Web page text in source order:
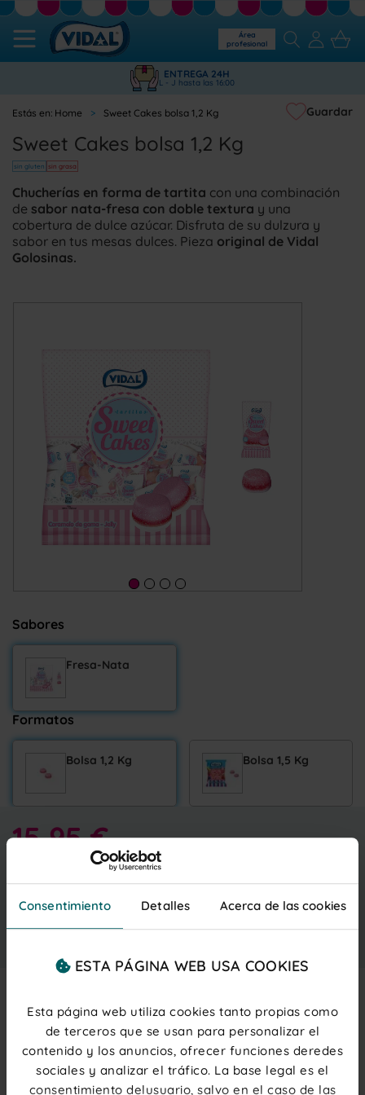
Consentimiento Detalles Acerca de las cookies
ESTA PÁGINA WEB USA COOKIES
Esta página web utiliza cookies tanto propias como
de terceros que se usan para personalizar el
contenido y los anuncios, ofrecer funciones deredes
sociales y analizar el tráfico. La base legal es el
consentimiento delusuario, salvo en el caso de las
Área
profesional
ENTREGA 24H
L - J hasta las 16:00
Home Sweet Cakes bolsa 1,2 Kg
Sweet Cakes bolsa 1,2 Kg
sin gluten sin grasa
Guardar
Chucherías en forma de tartita con una combinación
de sabor nata-fresa con doble textura y una
cobertura de dulce azúcar. Disfruta de su dulzura y
sabor en tus mesas dulces. Pieza original de Vidal
Golosinas.
Sabores
Fresa-Nata
Formatos
Bolsa 1,2 Kg Bolsa 1,5 Kg
15,95 €
Añadir al carrito
Description
Chucherías en forma de tartitacon una combinación
sabor nata-fresa con doble texturay una
cobertura de dulce azúcar. Disfruta de su dulzura y